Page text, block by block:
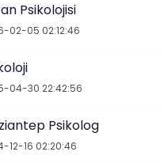
Psikolojisi
02-05 02:12:46
04-30 22:42:56
Psikolog
12-16 02:20:46